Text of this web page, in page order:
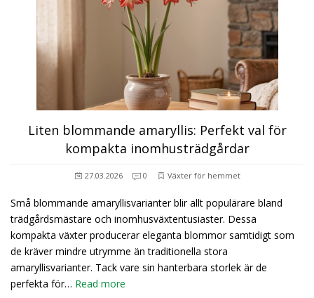
Liten blommande amaryllis: Perfekt val för
kompakta inomhusträdgårdar
27.03.2026 0 Växter för hemmet
Små blommande amaryllisvarianter blir allt populärare bland
trädgårdsmästare och inomhusväxtentusiaster. Dessa
kompakta växter producerar eleganta blommor samtidigt som
de kräver mindre utrymme än traditionella stora
amaryllisvarianter. Tack vare sin hanterbara storlek är de
perfekta för… Read more